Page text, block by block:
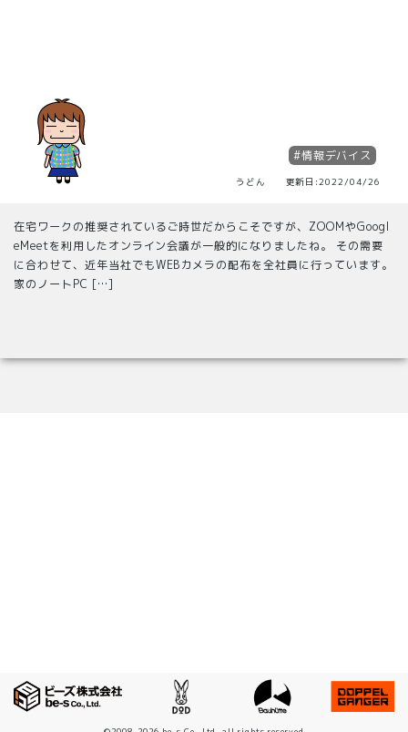
#情報デバイス
うどん 更新日:2022/04/26
在宅ワークの推奨されているご時世だからこそですが、ZOOMやGoogl
eMeetを利用したオンライン会議が一般的になりましたね。 その需要
に合わせて、近年当社でもWEBカメラの配布を全社員に行っています。
家のノートPC […]